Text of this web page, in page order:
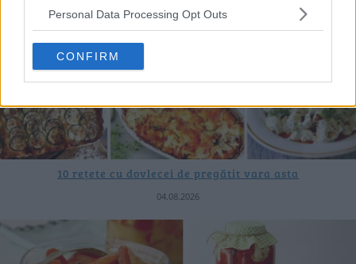
Personal Data Processing Opt Outs
CONFIRM
10 rețete cu dovlecei de pregătit vara asta
04.08.2026